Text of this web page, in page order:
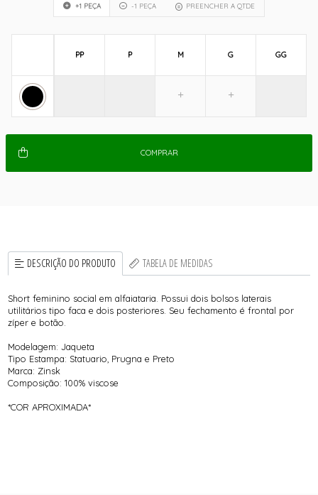
+1 PEÇA -1 PEÇA PREENCHER A QTDE
PP P M G GG
COMPRAR
DESCRIÇÃO DO PRODUTO TABELA DE MEDIDAS
Short feminino social em alfaiataria. Possui dois bolsos laterais
utilitários tipo faca e dois posteriores. Seu fechamento é frontal por
zíper e botão.
Modelagem: Jaqueta
Tipo Estampa: Statuario, Prugna e Preto
Marca: Zinsk
Composição: 100% viscose
*COR APROXIMADA*